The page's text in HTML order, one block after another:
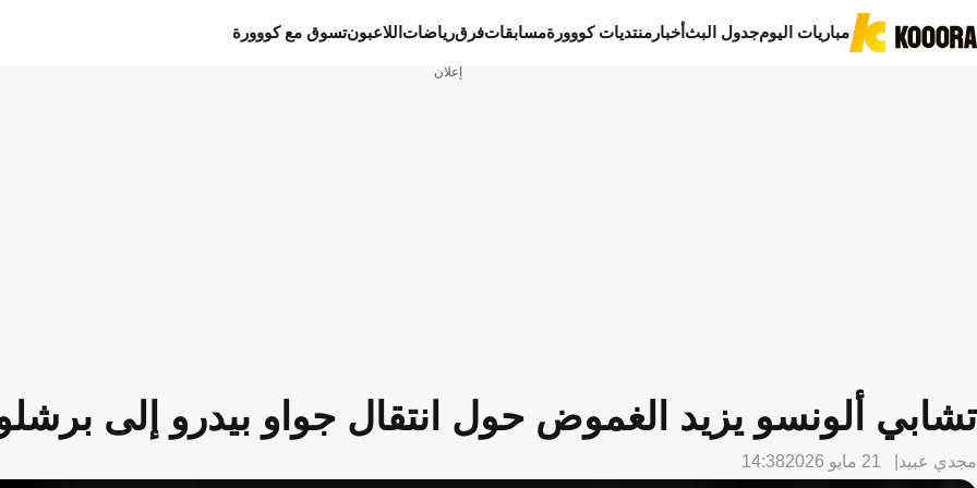
مباريات اليومجدول البثأخبار منتديات كووورةمسابقاتفرقرياضات اللاعبونتسوق مع كووورة
إعلان
تشابي ألونسو يزيد الغموض حول انتقال جواو بيدرو إلى
مجدي عبيد 21 مايو 2026 14:38